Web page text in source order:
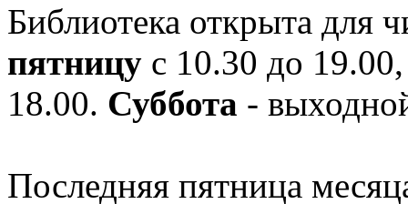
Библиотека открыта для
пятницу с 10.30 до
18.00. Суббота -
Последняя пятница